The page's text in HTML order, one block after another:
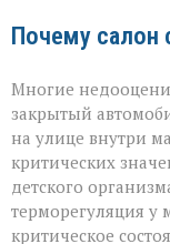
Почему салон
Многие
закрытый
на улице внутри
критических
детского
терморегуляция у
критическое